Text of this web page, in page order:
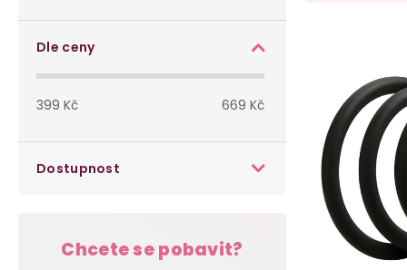
o
Dle ceny
399 Kč 669 Kč
Dostupnost
Chcete se pobavit?